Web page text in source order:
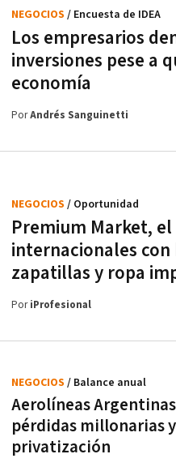
Los empresarios
inversiones pese a
economía
NEGOCIOS / Encuesta de IDEA
PorAndrés Sanguinetti
Premium Market,
internacionales
zapatillas y ropa
NEGOCIOS / Oportunidad
PoriProfesional
Aerolíneas
pérdidas millonarias
privatización
NEGOCIOS / Balance anual